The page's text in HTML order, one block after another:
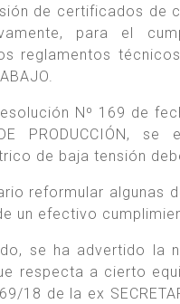
de certificados de
para el
reglamentos
Nº 169 de
PRODUCCIÓN,
de baja tensión
reformular algunas
un efectivo
se ha advertido la
respecta a cierto
18 de la ex